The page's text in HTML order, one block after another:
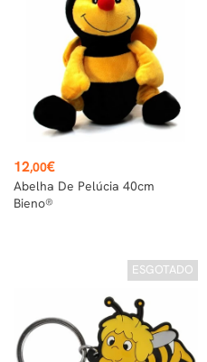
Preço
12,00€
Abelha De Pelúcia 40cm
Bieno®
ESGOTADO